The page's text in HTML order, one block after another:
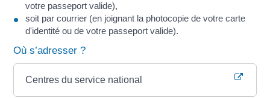
votre passeport valide),
soit par courrier (en joignant la photocopie de votre carte
d'identité ou de votre passeport valide).
Où s’adresser ?
Centres du service national